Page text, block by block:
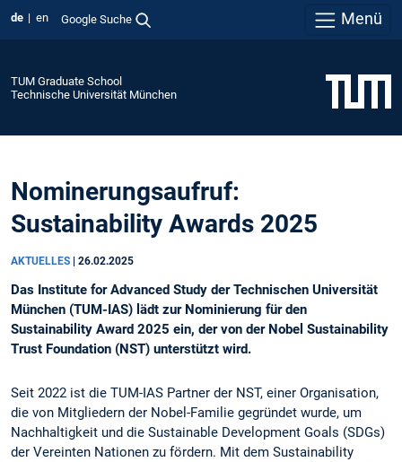
de en Google Suche Menü
TUM Graduate School
Technische Universität München
Nominerungsaufruf:
Sustainability Awards 2025
AKTUELLES 26.02.2025
Das Institute for Advanced Study der Technischen Universität
München (TUM-IAS) lädt zur Nominierung für den
Sustainability Award 2025 ein, der von der Nobel Sustainability
Trust Foundation (NST) unterstützt wird.
Seit 2022 ist die TUM-IAS Partner der NST, einer Organisation,
die von Mitgliedern der Nobel-Familie gegründet wurde, um
Nachhaltigkeit und die Sustainable Development Goals (SDGs)
der Vereinten Nationen zu fördern. Mit dem Sustainability